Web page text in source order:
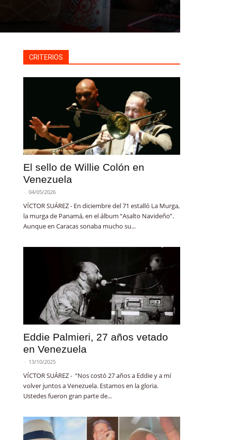
CRITERIOS
El sello de Willie Colón en
Venezuela
- 04/05/2026
VÍCTOR SUÁREZ - En diciembre del 71 estalló La Murga,
la murga de Panamá, en el álbum “Asalto Navideño”.
Aunque en Caracas sonaba mucho su...
Eddie Palmieri, 27 años vetado
en Venezuela
- 13/10/2025
VÍCTOR SUÁREZ - “Nos costó 27 años a Eddie y a mí
volver juntos a Venezuela. Estamos en la gloria.
Ustedes fueron gran parte de...